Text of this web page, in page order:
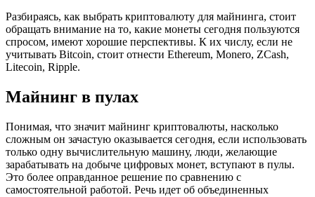
Разбираясь, как выбрать криптовалюту для майнинга, стоит
обращать внимание на то, какие монеты сегодня пользуются
спросом, имеют хорошие перспективы. К их числу, если не
учитывать Bitcoin, стоит отнести Ethereum, Monero, ZCash,
Litecoin, Ripple.
Майнинг в пулах
Понимая, что значит майнинг криптовалюты, насколько
сложным он зачастую оказывается сегодня, если использовать
только одну вычислительную машину, люди, желающие
зарабатывать на добыче цифровых монет, вступают в пулы.
Это более оправданное решение по сравнению с
самостоятельной работой. Речь идет об объединенных